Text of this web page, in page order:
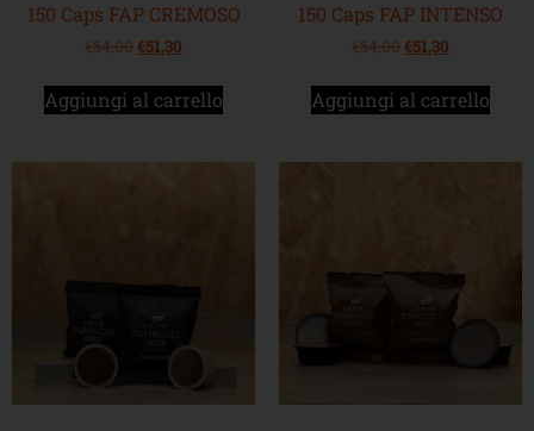
150 Caps FAP CREMOSO
€54,00 €51,30
Aggiungi al carrello
150 Caps FAP INTENSO
€54,00 €51,30
Aggiungi al carrello